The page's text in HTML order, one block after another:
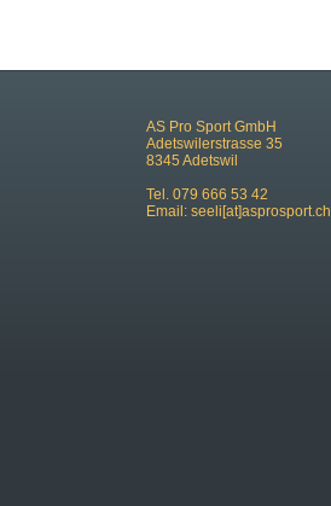
AS Pro Sport GmbH
Adetswilerstrasse 35
8345 Adetswil
Tel. 079 666 53 42
Email: seeli[at]asprosport.ch